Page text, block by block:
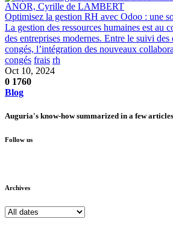
ANOR, Cyrille de LAMBERT
Optimisez la gestion RH avec Odoo : une
La gestion des ressources humaines est au
des entreprises modernes. Entre le suivi
congés, l’intégration des nouveaux
congés frais rh
Oct 10, 2024
0 1760
Blog
Auguria's know-how summarized in a few
Follow us
Archives